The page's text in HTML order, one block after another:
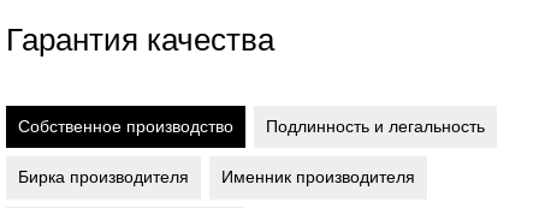
Гарантия качества
Собственное производство Подлинность и легальность
Бирка производителя Именник производителя